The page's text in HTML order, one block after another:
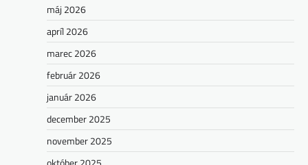
máj 2026
apríl 2026
marec 2026
február 2026
január 2026
december 2025
november 2025